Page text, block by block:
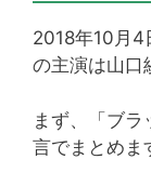
2018年10月4
の主演は山口
まず、「ブ
言でまとめま